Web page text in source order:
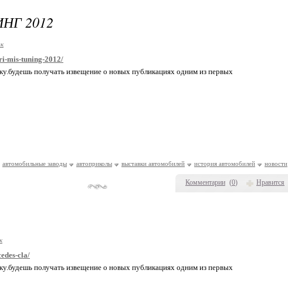
Комментарии (0) Нравится
2012
mis-tuning-2012/
получать извещение о новых публикациях одним из первых
автомобильные заводы автоприколы выставки автомобилей история автомобилей новости
cla/
получать извещение о новых публикациях одним из первых